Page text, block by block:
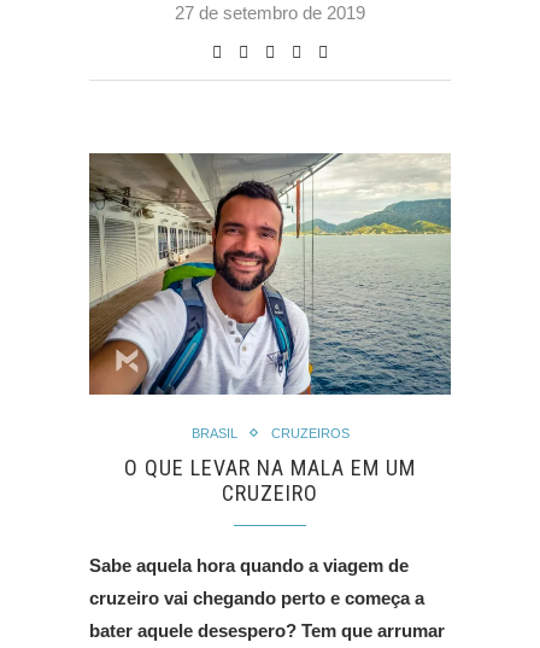
27 de setembro de 2019
BRASIL CRUZEIROS
O QUE LEVAR NA MALA EM UM
CRUZEIRO
Sabe aquela hora quando a viagem de
cruzeiro vai chegando perto e começa a
bater aquele desespero? Tem que arrumar